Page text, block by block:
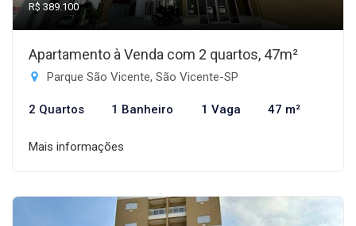
R$ 389.100
Apartamento à Venda com 2 quartos, 47m²
Parque São Vicente, São Vicente-SP
2 Quartos 1 Banheiro 1 Vaga 47 m²
Mais informações